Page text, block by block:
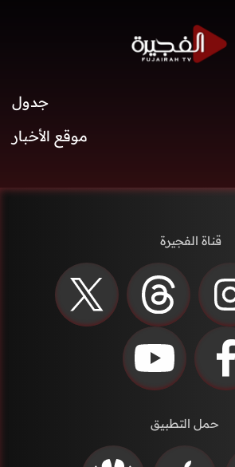
جدول
موقع الأخبار
قناة الفجيرة
حمل التطبيق